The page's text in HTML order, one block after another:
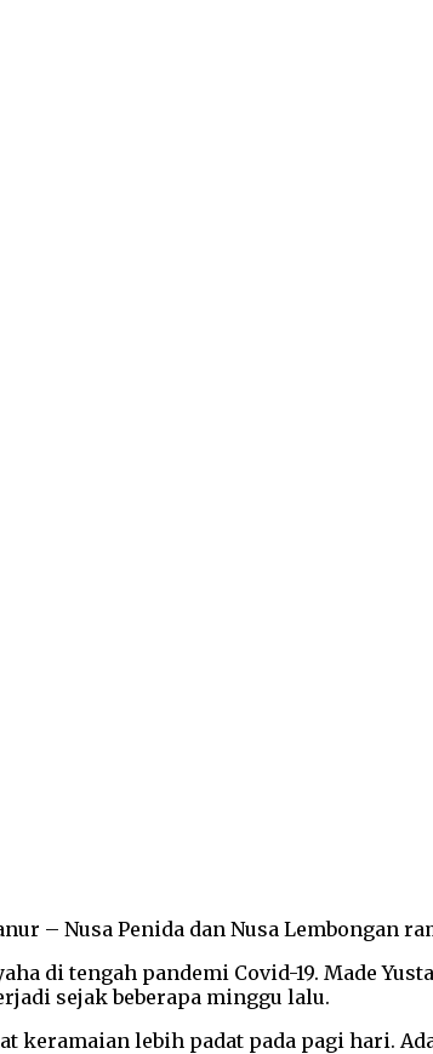
– Nusa Penida dan Nusa Lembongan
di tengah pandemi Covid-19. Made
sejak beberapa minggu lalu.
lebih padat pada pagi hari.